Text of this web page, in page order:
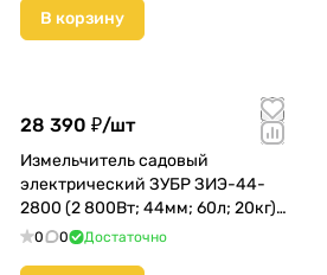
В корзину
28 390 ₽/шт
Измельчитель садовый
электрический ЗУБР ЗИЭ-44-
2800 (2 800Вт; 44мм; 60л; 20кг)
(ЗИЭ-44-2800) КМС01
0 0 Достаточно